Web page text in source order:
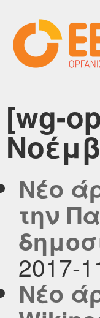
[wg-
Νέο
την
2017-
Νέο